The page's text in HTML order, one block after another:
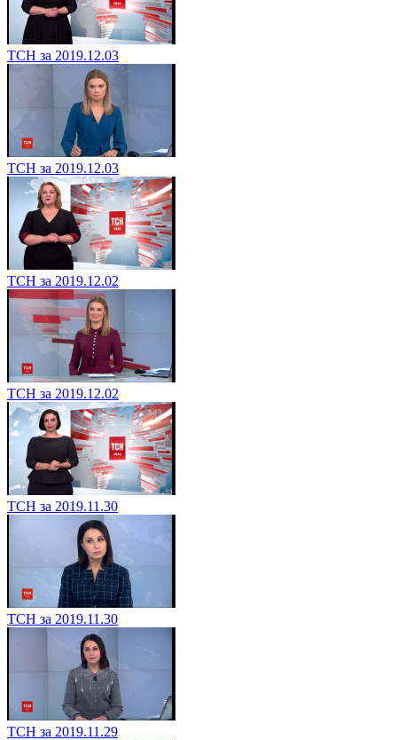
ТСН за 2019.12.03
ТСН за 2019.12.03
ТСН за 2019.12.02
ТСН за 2019.12.02
ТСН за 2019.11.30
ТСН за 2019.11.30
ТСН за 2019.11.29